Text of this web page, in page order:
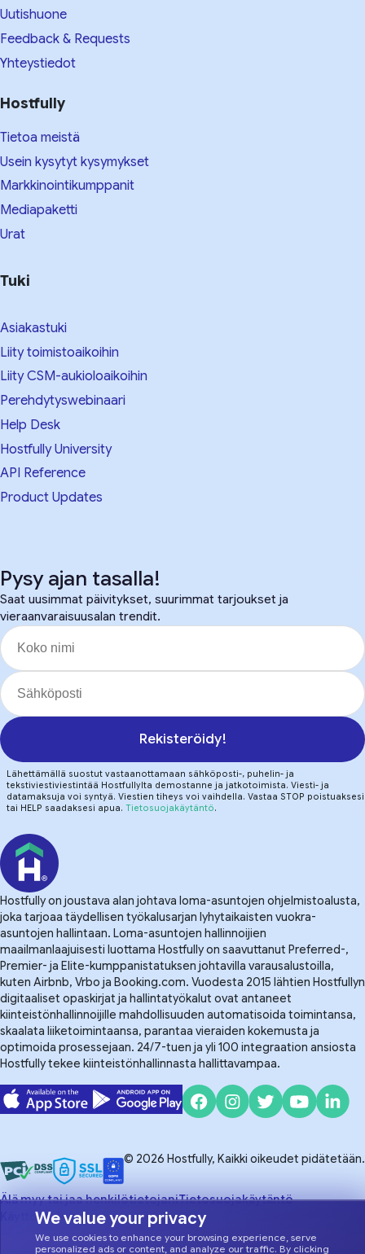
We value your privacy
We use cookies to enhance your browsing experience, serve
personalized ads or content, and analyze our traffic. By clicking
Uutishuone
Feedback & Requests
Yhteystiedot
Hostfully
Tietoa meistä
Usein kysytyt kysymykset
Markkinointikumppanit
Mediapaketti
Urat
Tuki
Asiakastuki
Liity toimistoaikoihin
Liity CSM-aukioloaikoihin
Perehdytyswebinaari
Help Desk
Hostfully University
API Reference
Product Updates
Pysy ajan tasalla!
Saat uusimmat päivitykset, suurimmat tarjoukset ja
vieraanvaraisuusalan trendit.
Rekisteröidy!
Lähettämällä suostut vastaanottamaan sähköposti-, puhelin- ja
tekstiviestiviestintää Hostfullylta demostanne ja jatkotoimista. Viesti- ja
datamaksuja voi syntyä. Viestien tiheys voi vaihdella. Vastaa STOP poistuaksesi
tai HELP saadaksesi apua. Tietosuojakäytäntö.
Hostfully on joustava alan johtava loma-asuntojen ohjelmistoalusta,
joka tarjoaa täydellisen työkalusarjan lyhytaikaisten vuokra-
asuntojen hallintaan. Loma-asuntojen hallinnoijien
maailmanlaajuisesti luottama Hostfully on saavuttanut Preferred-,
Premier- ja Elite-kumppanistatuksen johtavilla varausalustoilla,
kuten Airbnb, Vrbo ja Booking.com. Vuodesta 2015 lähtien Hostfullyn
digitaaliset opaskirjat ja hallintatyökalut ovat antaneet
kiinteistönhallinnoijille mahdollisuuden automatisoida toimintansa,
skaalata liiketoimintaansa, parantaa vieraiden kokemusta ja
optimoida prosessejaan. 24/7-tuen ja yli 100 integraation ansiosta
Hostfully tekee kiinteistönhallinnasta hallittavampaa.
© 2026 Hostfully, Kaikki oikeudet pidätetään.
Älä myy tai jaa henkilötietojaniTietosuojakäytäntö
Käyttöehdot